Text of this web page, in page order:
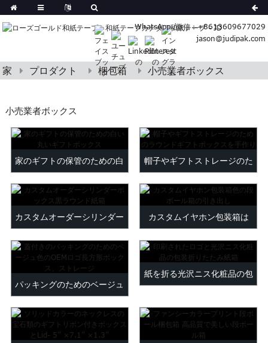
WhatsApp /微信：+8613609677029
jason@judipak.com
German
Korean
Czech
Basque
Azerbaijani
Bulgarian
Croatian
Finnish
Hebrew
Khmer
Maltese
Burmese
Persian
Sinhala
Samoan
家 プロダクト 梱包箱 小売業者ボックス
小売業者ボックス
家のギフトの保管のための白
い丸いギフトボックス
帽子やギフトストレージのた
めのラウンドギフトボックス
を手作り
カスタムオーダーシリンダー
ボックス黒ラウンド紙箱
カスタムイヤホン包装箱は
cardboaを色...
パッキングのためのベージュ
色のOEMロゴ長方形ボック
ス、...
紙を折る光沢ニス化粧品の包